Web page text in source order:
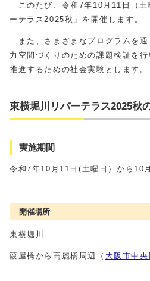
このたび、令和7年10月11日（土
ーテラス2025秋」を開催します。
また、さまざまなプログラムを通
力空間づくりのための課題検証を
推進するための社会実験とします。
東横堀川リバーテラス2025秋
実施期間
令和7年10月11日(土曜日）から10
開催場所
東横堀川
葭屋橋から高麗橋周辺（ 大阪市中